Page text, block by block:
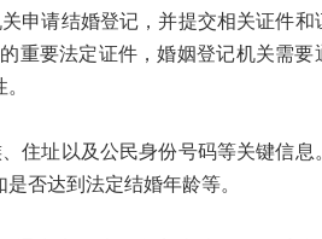
请结婚登记，并提交相关证件和
重要法定证件，婚姻登记机关需要
址以及公民身份号码等关键信息
否达到法定结婚年龄等。